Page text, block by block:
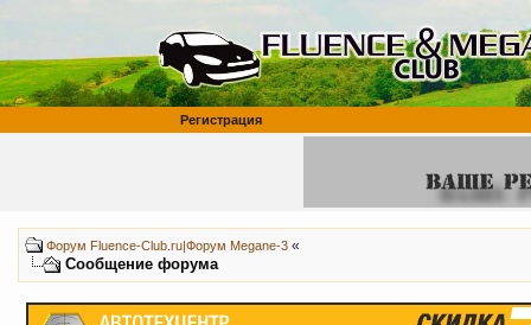
Регистрация
Форум Fluence-Club.ru|Форум Megane-3 «
Сообщение форума